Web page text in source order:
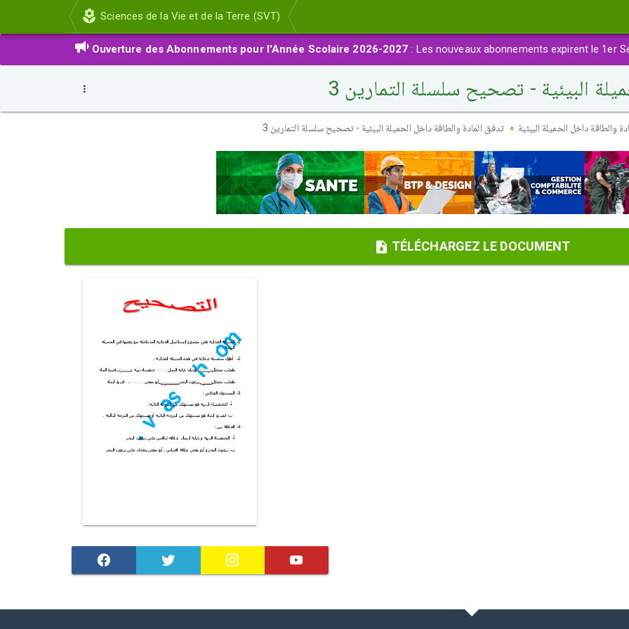
Sciences de la Vie et de la Terre (SVT)
Ouverture des Abonnements pour l'Année Scolaire 2026-2027 : Les nouveaux abonnements expirent le 1er
البيئية - تصحيح سلسلة التمارين 3
والطاقة داخل الحميلة البيئية تدفق المادة والطاقة داخل الحميلة البيئية - تصحيح سلسلة التمارين 3
TÉLÉCHARGEZ LE DOCUMENT